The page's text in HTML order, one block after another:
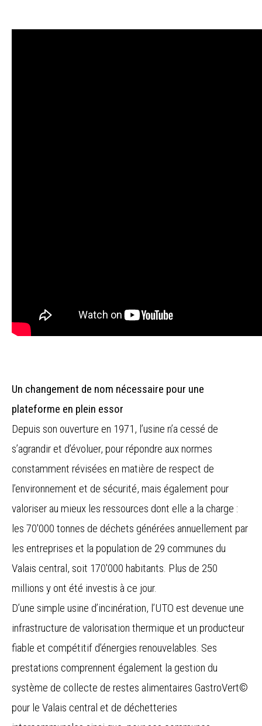
Un changement de nom nécessaire pour une
plateforme en plein essor
Depuis son ouverture en 1971, l’usine n’a cessé de
s’agrandir et d’évoluer, pour répondre aux normes
constamment révisées en matière de respect de
l’environnement et de sécurité, mais également pour
valoriser au mieux les ressources dont elle a la charge :
les 70'000 tonnes de déchets générées annuellement par
les entreprises et la population de 29 communes du
Valais central, soit 170'000 habitants. Plus de 250
millions y ont été investis à ce jour.
D’une simple usine d’incinération, l’UTO est devenue une
infrastructure de valorisation thermique et un producteur
fiable et compétitif d’énergies renouvelables. Ses
prestations comprennent également la gestion du
système de collecte de restes alimentaires GastroVert©
pour le Valais central et de déchetteries